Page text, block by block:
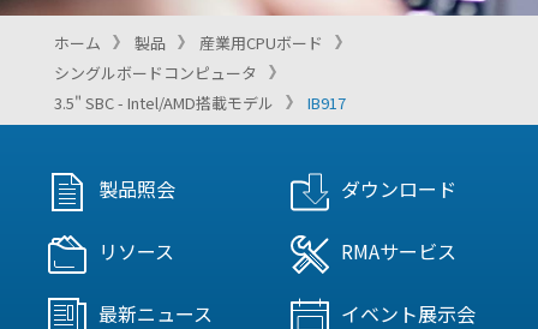
ホーム 製品
産業用CPUボード
シングルボードコンピュータ
3.5" SBC - Intel/AMD搭載モデル
IB917
製品照会 ダウンロード
リソース RMAサービス
最新ニュース
イベント展示会